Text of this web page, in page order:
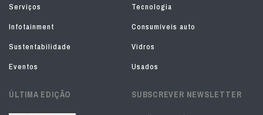
Serviços
Tecnologia
Infotainment
Consumíveis auto
Sustentabilidade
Vidros
Eventos
Usados
ÚLTIMA EDIÇÃO SUBSCREVER NEWSLETTER